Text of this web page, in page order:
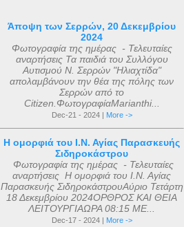
Άποψη των Σερρών, 20 Δεκεμβρίου
2024
Φωτογραφία της ημέρας - Τελευταίες
αναρτήσεις Τα παιδιά του Συλλόγου
Αυτισμού Ν. Σερρών "Ηλιαχτίδα"
απολαμβάνουν την θέα της πόλης των
Σερρών από το
Citizen.ΦωτογραφίαMarianthi...
Dec-21 - 2024 | More ->
Η ομορφιά του Ι.Ν. Αγίας Παρασκευής
Σιδηροκάστρου
Φωτογραφία της ημέρας - Τελευταίες
αναρτήσεις Η ομορφιά του Ι.Ν. Αγίας
Παρασκευής ΣιδηροκάστρουΑύριο Τετάρτη
18 Δεκεμβρίου 2024ΟΡΘΡΟΣ ΚΑΙ ΘΕΙΑ
ΛΕΙΤΟΥΡΓΙΑΩΡΑ 08:15 ΜΕ...
Dec-17 - 2024 | More ->